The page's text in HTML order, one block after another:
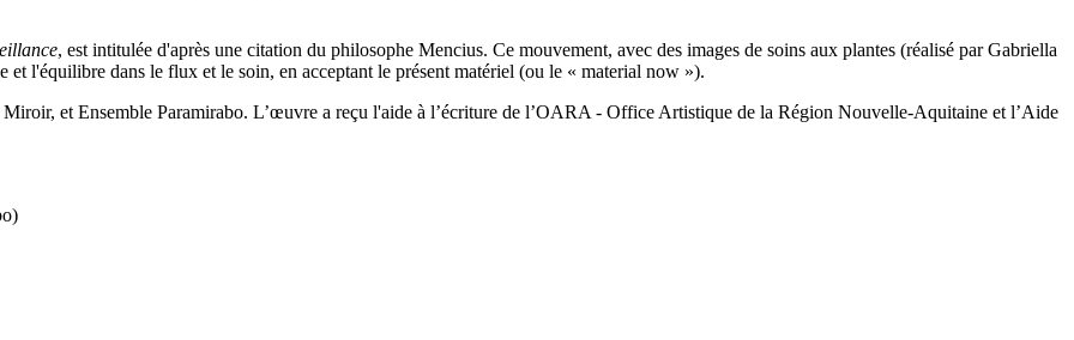
, est intitulée d'après une citation du philosophe Mencius. Ce mouvement, avec des images de soins aux plantes (réalisé par Gabriella
et l'équilibre dans le flux et le soin, en acceptant le présent matériel (ou le « material now »).
et Ensemble Paramirabo. L’œuvre a reçu l'aide à l’écriture de l’OARA - Office Artistique de la Région Nouvelle-Aquitaine et l’Aide